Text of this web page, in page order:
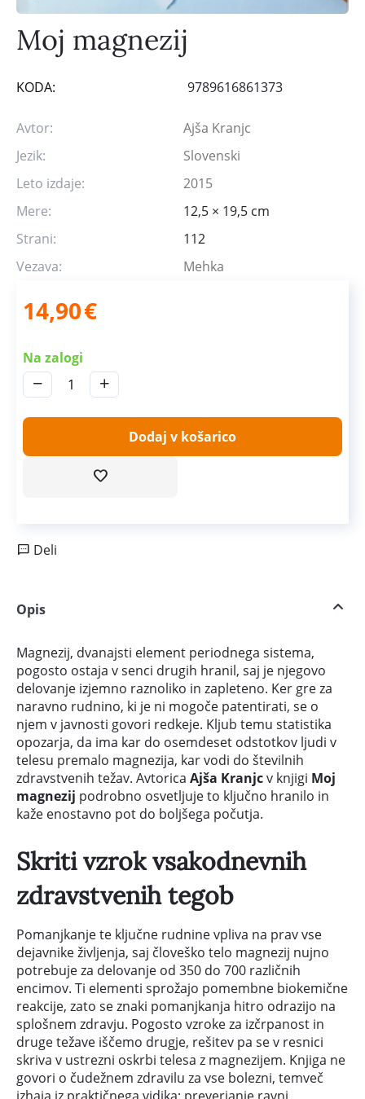
Moj magnezij
KODA: 9789616861373
Avtor:
Ajša Kranjc
Jezik:
Slovenski
Leto izdaje:
2015
Mere:
12,5 × 19,5 cm
Strani:
112
Vezava:
Mehka
14,90€
Na zalogi
+
−
Dodaj v košarico
Deli
Opis
Magnezij, dvanajsti element periodnega sistema,
pogosto ostaja v senci drugih hranil, saj je njegovo
delovanje izjemno raznoliko in zapleteno. Ker gre za
naravno rudnino, ki je ni mogoče patentirati, se o
njem v javnosti govori redkeje. Kljub temu statistika
opozarja, da ima kar do osemdeset odstotkov ljudi v
telesu premalo magnezija, kar vodi do številnih
zdravstvenih težav. Avtorica Ajša Kranjcv knjigi Moj
magnezij podrobno osvetljuje to ključno hranilo in
kaže enostavno pot do boljšega počutja.
Skriti vzrok vsakodnevnih
zdravstvenih tegob
Pomanjkanje te ključne rudnine vpliva na prav vse
dejavnike življenja, saj človeško telo magnezij nujno
potrebuje za delovanje od 350 do 700 različnih
encimov. Ti elementi sprožajo pomembne biokemične
reakcije, zato se znaki pomanjkanja hitro odrazijo na
splošnem zdravju. Pogosto vzroke za izčrpanost in
druge težave iščemo drugje, rešitev pa se v resnici
skriva v ustrezni oskrbi telesa z magnezijem. Knjiga ne
govori o čudežnem zdravilu za vse bolezni, temveč